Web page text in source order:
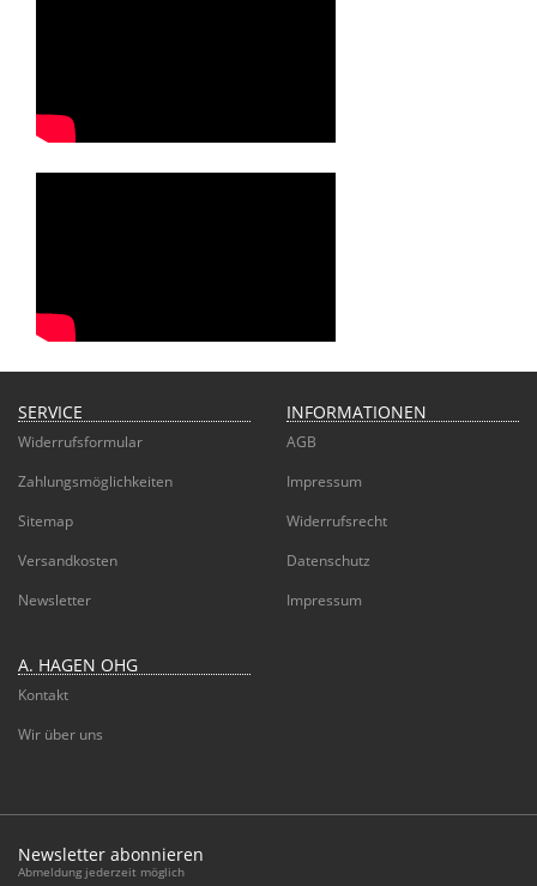
SERVICE
Widerrufsformular
Zahlungsmöglichkeiten
Sitemap
Versandkosten
Newsletter
INFORMATIONEN
AGB
Impressum
Widerrufsrecht
Datenschutz
Impressum
A. HAGEN OHG
Kontakt
Wir über uns
Newsletter abonnieren
Abmeldung jederzeit möglich